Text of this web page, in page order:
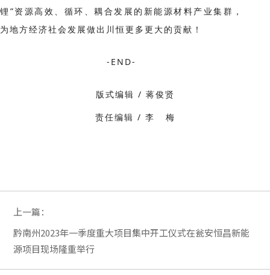
锂”资源高效、循环、耦合发展的新能源材料产业集群，
为地方经济社会发展做出川恒更多更大的贡献！
-END-
版式编辑 / 蒋俊贤
责任编辑 / 李 梅
上一篇：
黔南州2023年一季度重大项目集中开工仪式在瓮安恒昌新能
源项目现场隆重举行